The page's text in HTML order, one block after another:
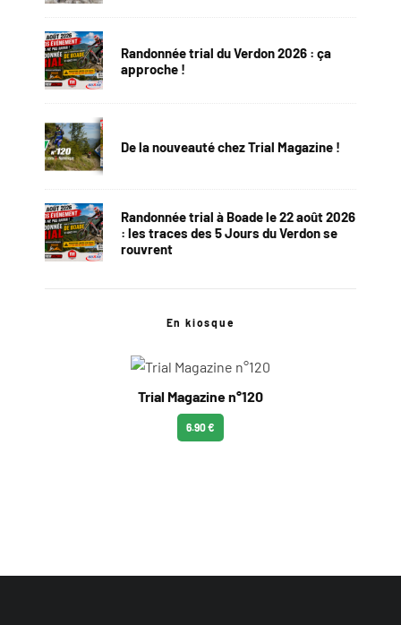
Randonnée trial du Verdon 2026 : ça
approche !
De la nouveauté chez Trial Magazine !
Randonnée trial à Boade le 22 août 2026
: les traces des 5 Jours du Verdon se
rouvrent
En kiosque
Trial Magazine n°120
6.90 €